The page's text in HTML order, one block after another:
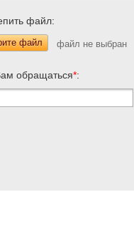
файл:
файл
обращаться*: